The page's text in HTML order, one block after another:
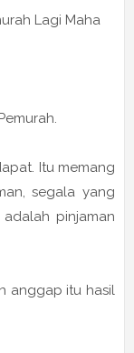
Lagi Maha
Itu memang
segala yang
pinjaman
anggap itu hasil